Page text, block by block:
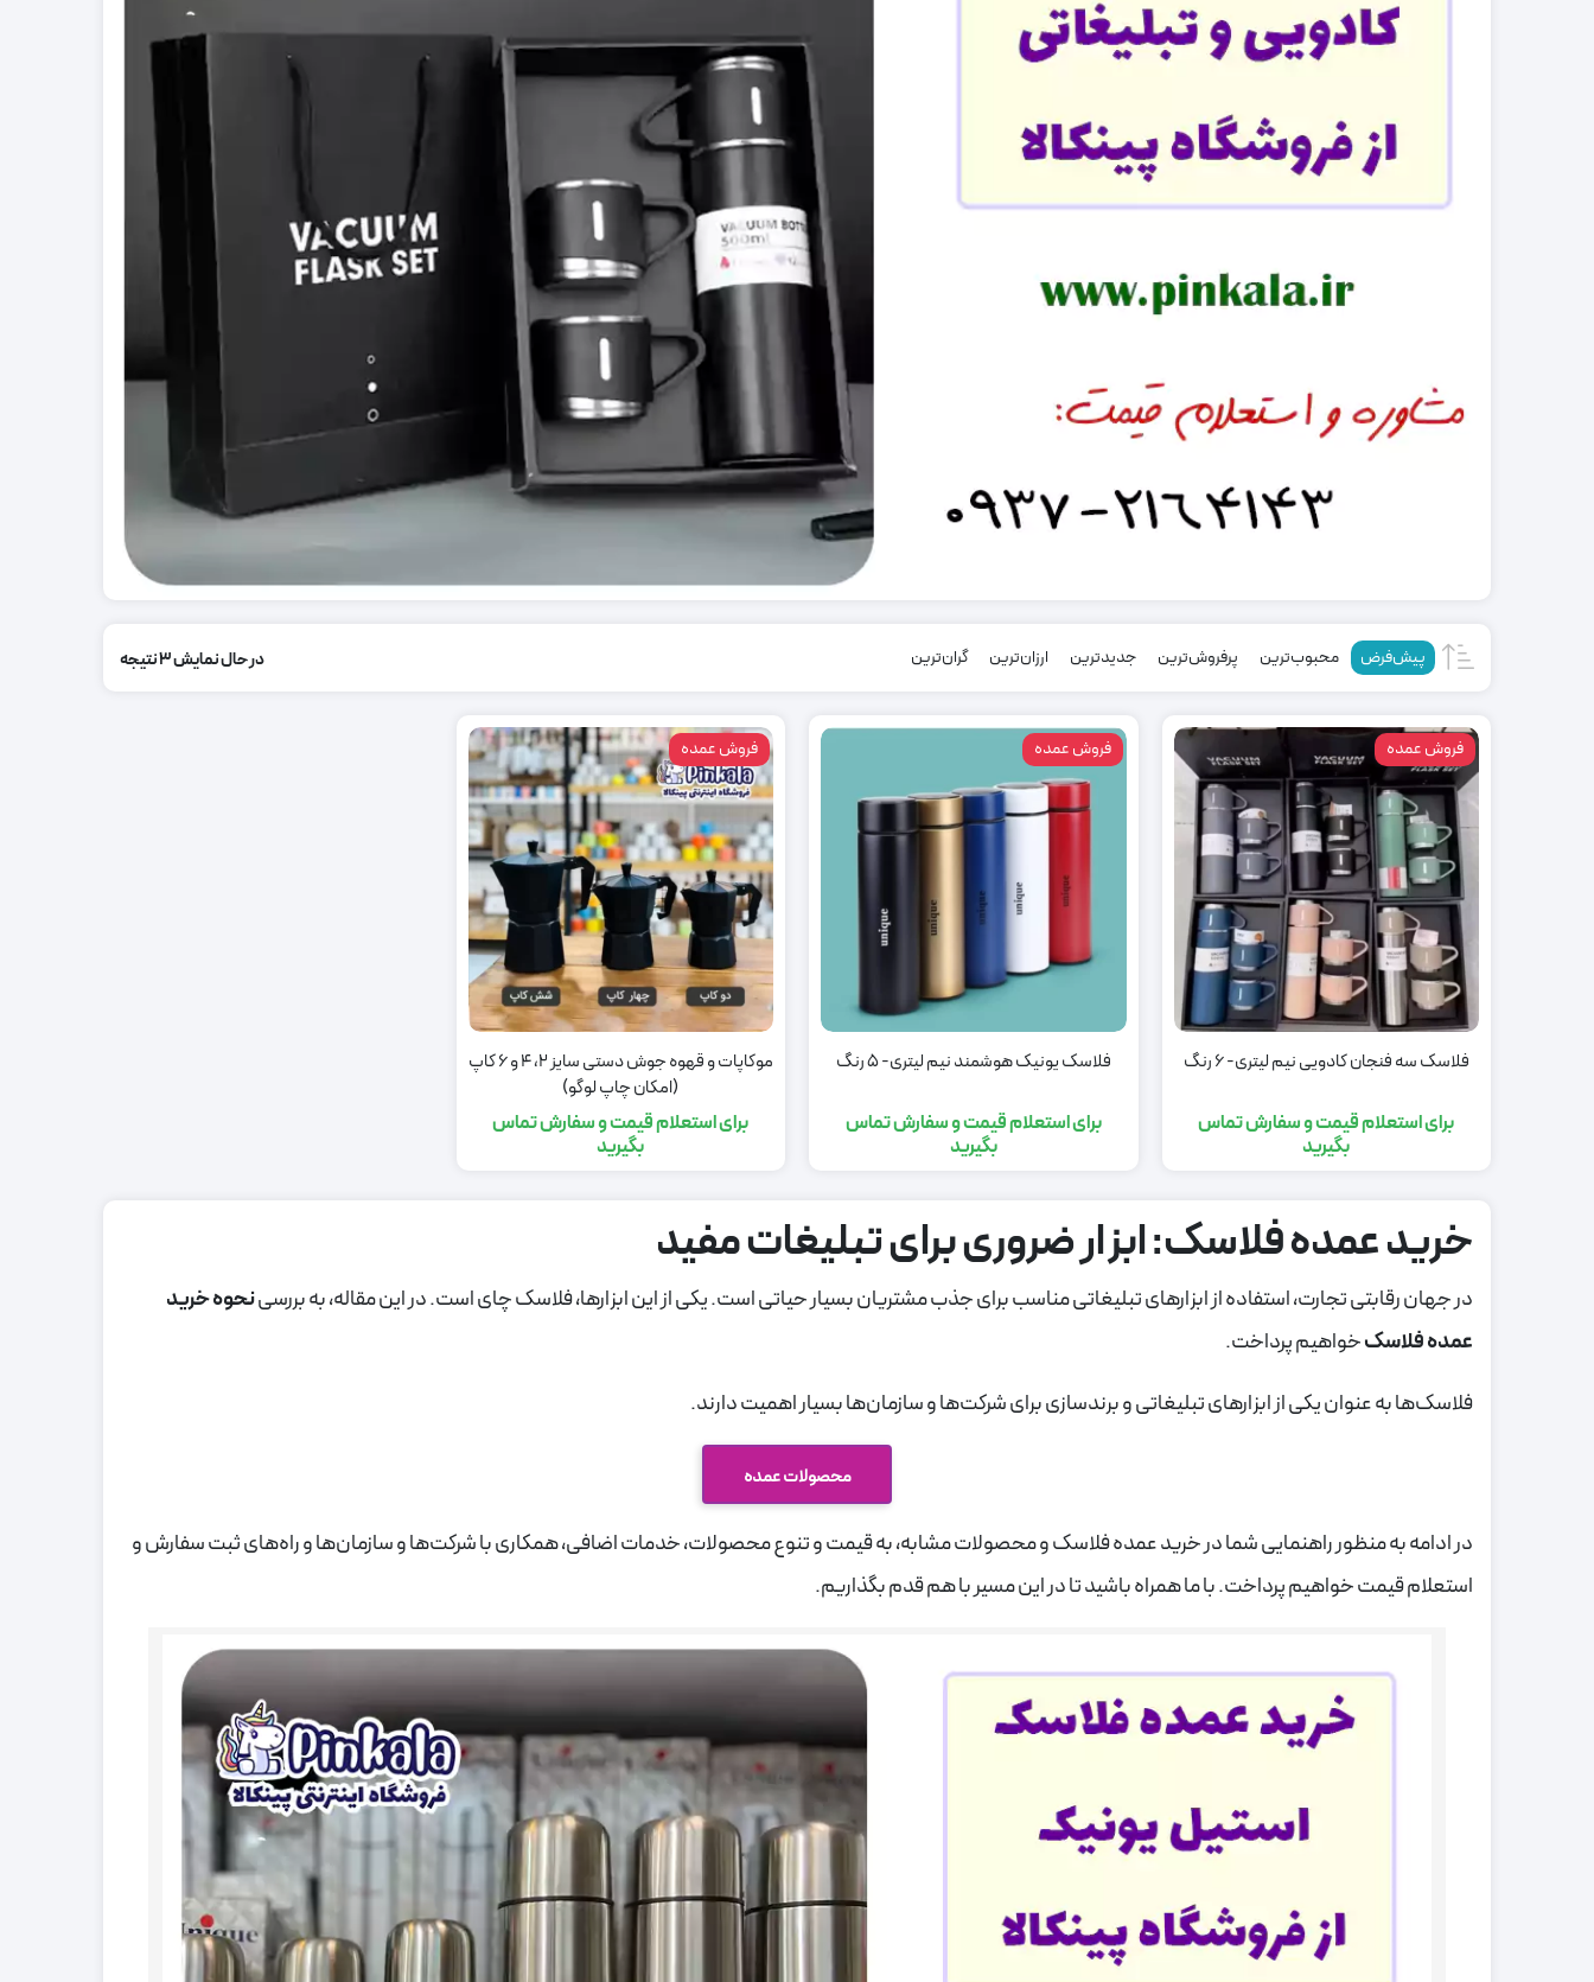
پیش‌فرض محبوب‌ترین پرفروش‌ترین جدیدترین ارزان‌ترین گران‌ترین در حال نمایش 3 نتیجه
فروش عمده
فلاسک سه فنجان کادویی نیم لیتری- 6 رنگ
برای استعلام قیمت و سفارش تماس
بگیرید
فروش عمده
فلاسک یونیک هوشمند نیم لیتری- 5 رنگ
برای استعلام قیمت و سفارش تماس
بگیرید
فروش عمده
موکاپات و قهوه جوش دستی سایز 2، 4 و 6 کاپ
(امکان چاپ لوگو)
برای استعلام قیمت و سفارش تماس
بگیرید
خرید عمده فلاسک: ابزار ضروری برای تبلیغات مفید
در جهان رقابتی تجارت، استفاده از ابزارهای تبلیغاتی مناسب برای جذب مشتریان بسیار حیاتی است. یکی از این ابزارها، فلاسک‌ چای است. در این مقاله، به بررسینحوه خرید
عمده فلاسکخواهیم پرداخت.
فلاسک‌ها به عنوان یکی از ابزارهای تبلیغاتی و برندسازی برای شرکت‌ها و سازمان‌ها بسیار اهمیت دارند.
محصولات عمده
در ادامه به منظور راهنمایی شما در خرید عمده فلاسک و محصولات مشابه، به قیمت و تنوع محصولات، خدمات اضافی، همکاری با شرکت‌ها و سازمان‌ها و راه‌های ثبت سفارش و
استعلام قیمت خواهیم پرداخت. با ما همراه باشید تا در این مسیر با هم قدم بگذاریم.